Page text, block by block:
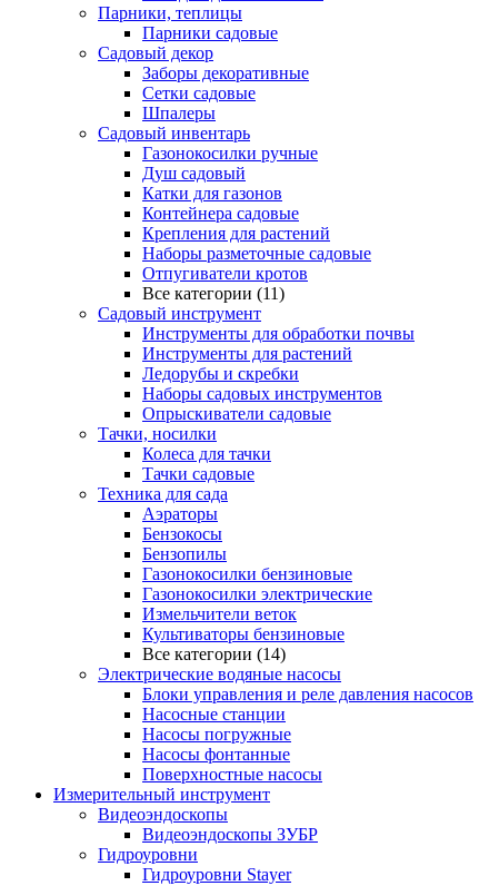
Парники, теплицы
Парники садовые
Садовый декор
Заборы декоративные
Сетки садовые
Шпалеры
Садовый инвентарь
Газонокосилки ручные
Душ садовый
Катки для газонов
Контейнера садовые
Крепления для растений
Наборы разметочные садовые
Отпугиватели кротов
Все категории (11)
Садовый инструмент
Инструменты для обработки почвы
Инструменты для растений
Ледорубы и скребки
Наборы садовых инструментов
Опрыскиватели садовые
Тачки, носилки
Колеса для тачки
Тачки садовые
Техника для сада
Аэраторы
Бензокосы
Бензопилы
Газонокосилки бензиновые
Газонокосилки электрические
Измельчители веток
Культиваторы бензиновые
Все категории (14)
Электрические водяные насосы
Блоки управления и реле давления насосов
Насосные станции
Насосы погружные
Насосы фонтанные
Поверхностные насосы
Измерительный инструмент
Видеоэндоскопы
Видеоэндоскопы ЗУБР
Гидроуровни
Гидроуровни Stayer